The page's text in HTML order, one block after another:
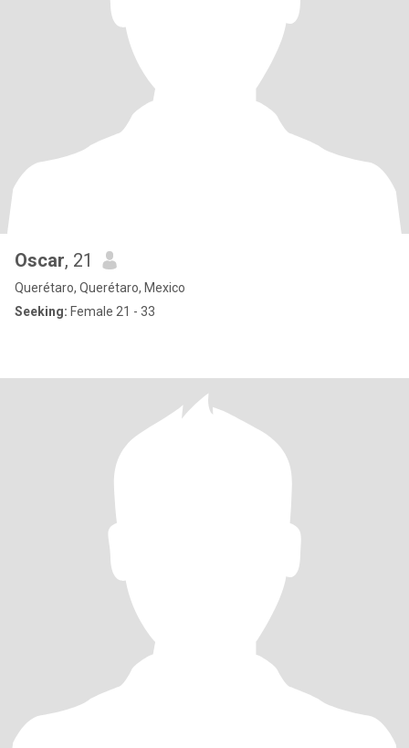
Oscar, 21
Querétaro, Querétaro, Mexico
Seeking: Female 21 - 33